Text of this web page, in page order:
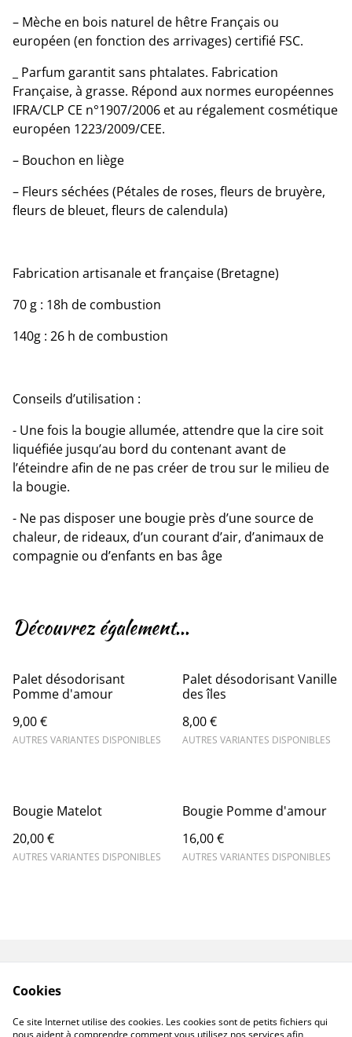
– Mèche en bois naturel de hêtre Français ou
européen (en fonction des arrivages) certifié FSC.
_ Parfum garantit sans phtalates. Fabrication
Française, à grasse. Répond aux normes européennes
IFRA/CLP CE n°1907/2006 et au régalement cosmétique
européen 1223/2009/CEE.
– Bouchon en liège
– Fleurs séchées (Pétales de roses, fleurs de bruyère,
fleurs de bleuet, fleurs de calendula)
Fabrication artisanale et française (Bretagne)
70 g : 18h de combustion
140g : 26 h de combustion
Conseils d’utilisation :
- Une fois la bougie allumée, attendre que la cire soit
liquéfiée jusqu’au bord du contenant avant de
l’éteindre afin de ne pas créer de trou sur le milieu de
la bougie.
- Ne pas disposer une bougie près d’une source de
chaleur, de rideaux, d’un courant d’air, d’animaux de
compagnie ou d’enfants en bas âge
Découvrez également...
Palet désodorisant
Pomme d'amour
9,00 €
AUTRES VARIANTES DISPONIBLES
Palet désodorisant Vanille
des îles
8,00 €
AUTRES VARIANTES DISPONIBLES
Bougie Matelot
20,00 €
AUTRES VARIANTES DISPONIBLES
Bougie Pomme d'amour
16,00 €
AUTRES VARIANTES DISPONIBLES
confidentialité
Politique de cookies
Cookies
Ce site Internet utilise des cookies. Les cookies sont de petits fichiers qui
nous aident à comprendre comment vous utilisez nos services afin